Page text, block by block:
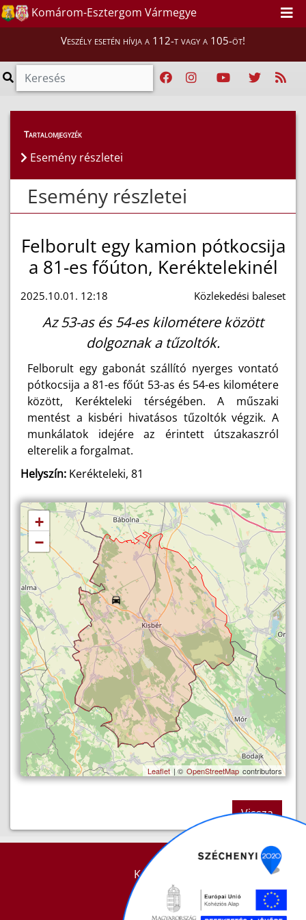
Komárom-Esztergom Vármegye
Veszély esetén hívja a 112-t vagy a 105-öt!
Esemény részletei
Tartalomjegyzék
Esemény részletei
Esemény részletei
Felborult egy kamion pótkocsija
a 81-es főúton, Keréktelekinél
2025.10.01. 12:18 Közlekedési baleset
Az 53-as és 54-es kilométere között
dolgoznak a tűzoltók.
Felborult egy gabonát szállító nyerges vontató
pótkocsija a 81-es főút 53-as és 54-es kilométere
között, Kerékteleki térségében. A műszaki
mentést a kisbéri hivatásos tűzoltók végzik. A
munkálatok idejére az érintett útszakaszról
elterelik a forgalmat.
Helyszín: Kerékteleki, 81
+
−
Leaflet | © OpenStreetMap contributors
Vissza
KAPCSOLAT
IMPRESSZUM